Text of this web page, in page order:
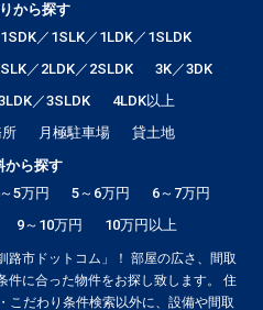
から探す
／1SLK／1LDK／1SLDK
／2LDK／2SLDK
3K／3DK
／3SLDK
4LDK以上
月極駐車場
貸土地
から探す
5万円 5～6万円
6～7万円
9～10万円 10万円以上
路市ドットコム」！ 部屋の広さ、間取
件に合った物件をお探し致します。 住
こだわり条件検索以外に、設備や間取